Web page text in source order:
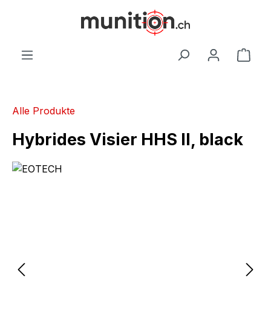
Alle Produkte
Hybrides Visier HHS II, black